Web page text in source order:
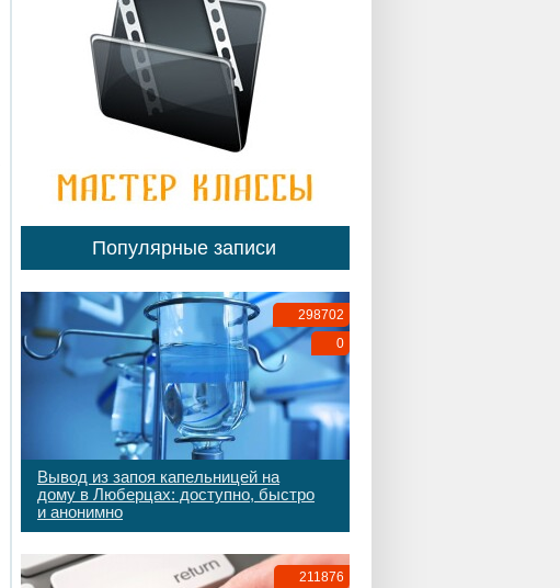
Популярные записи
298702
0
Вывод из запоя капельницей на
дому в Люберцах: доступно, быстро
и анонимно
211876